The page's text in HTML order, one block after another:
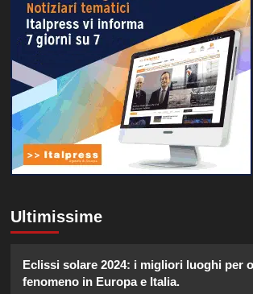
Ultimissime
Eclissi solare 2024: i migliori luoghi per
fenomeno in Europa e Italia.